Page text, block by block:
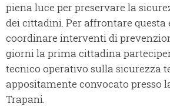
piena luce per preservare la
dei cittadini. Per affrontare questa
coordinare interventi di
giorni la prima cittadina
tecnico operativo sulla sicurezza
appositamente convocato presso
Trapani.